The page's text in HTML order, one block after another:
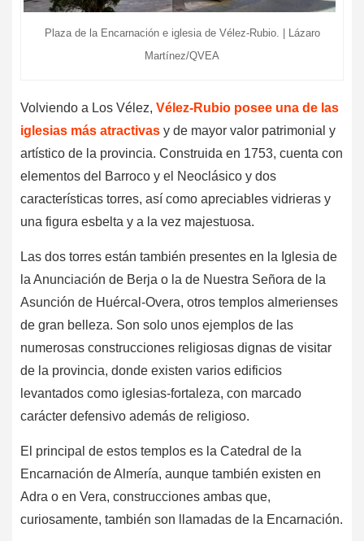
Plaza de la Encarnación e iglesia de Vélez-Rubio. | Lázaro
Martínez/QVEA
Volviendo a Los Vélez, Vélez-Rubio posee una de las
iglesias más atractivas y de mayor valor patrimonial y
artístico de la provincia. Construida en 1753, cuenta con
elementos del Barroco y el Neoclásico y dos
características torres, así como apreciables vidrieras y
una figura esbelta y a la vez majestuosa.
Las dos torres están también presentes en la Iglesia de
la Anunciación de Berja o la de Nuestra Señora de la
Asunción de Huércal-Overa, otros templos almerienses
de gran belleza. Son solo unos ejemplos de las
numerosas construcciones religiosas dignas de visitar
de la provincia, donde existen varios edificios
levantados como iglesias-fortaleza, con marcado
carácter defensivo además de religioso.
El principal de estos templos es la Catedral de la
Encarnación de Almería, aunque también existen en
Adra o en Vera, construcciones ambas que,
curiosamente, también son llamadas de la Encarnación.